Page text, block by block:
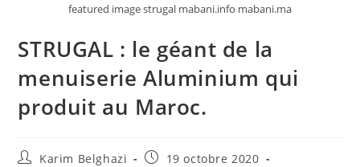
featured image strugal mabani.info mabani.ma
STRUGAL : le géant de la
menuiserie Aluminium qui
produit au Maroc.
Karim Belghazi
19 octobre 2020